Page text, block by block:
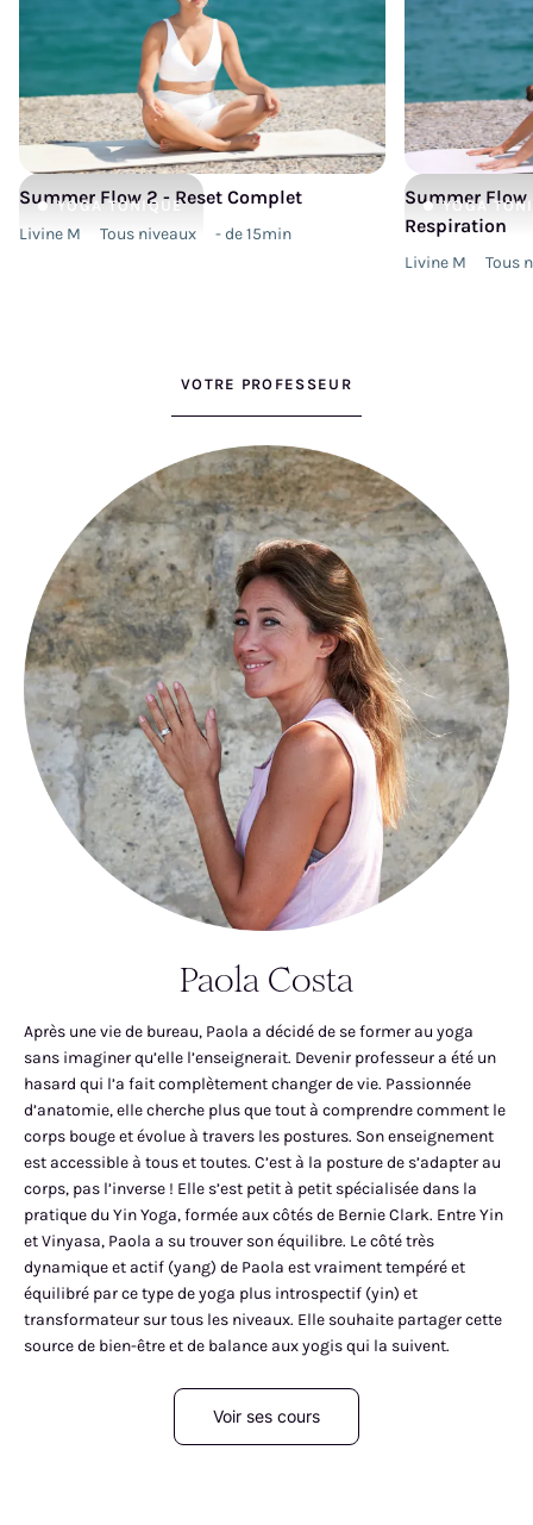
YOGA TONIQUE
Summer Flow 2 - Reset Complet
Livine M Tous niveaux - de 15min
YOGA
Summer
Respiration
Livine M Tous
VOTRE PROFESSEUR
Paola Costa
Après une vie de bureau, Paola a décidé de se former au yoga
sans imaginer qu’elle l’enseignerait. Devenir professeur a été un
hasard qui l’a fait complètement changer de vie. Passionnée
d’anatomie, elle cherche plus que tout à comprendre comment le
corps bouge et évolue à travers les postures. Son enseignement
est accessible à tous et toutes. C’est à la posture de s’adapter au
corps, pas l’inverse ! Elle s’est petit à petit spécialisée dans la
pratique du Yin Yoga, formée aux côtés de Bernie Clark. Entre Yin
et Vinyasa, Paola a su trouver son équilibre. Le côté très
dynamique et actif (yang) de Paola est vraiment tempéré et
équilibré par ce type de yoga plus introspectif (yin) et
transformateur sur tous les niveaux. Elle souhaite partager cette
source de bien-être et de balance aux yogis qui la suivent.
Voir ses cours